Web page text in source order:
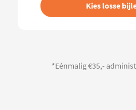
Kies losse
*Eénmalig €35,-